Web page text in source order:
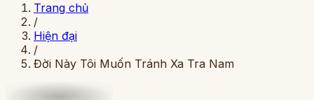
Trang chủ
/
Hiện đại
/
Đời Này Tôi Muốn Tránh Xa Tra Nam